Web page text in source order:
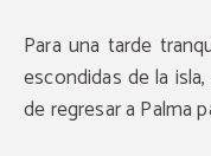
Para una tarde
escondidas de la
de regresar a Palma